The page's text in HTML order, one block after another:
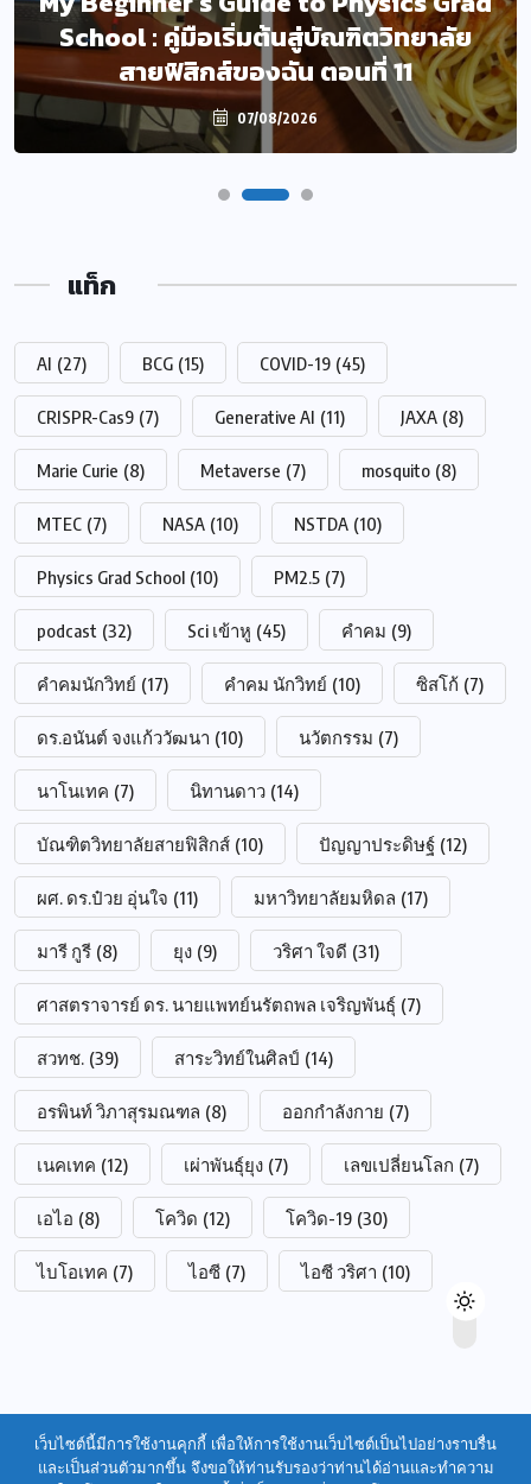
School : คู่มือเริ่มต้นสู่บัณฑิตวิทยาลัย
สายฟิสิกส์ของฉัน ตอนที่ 11
07/08/2026
แท็ก
AI (27) BCG (15) COVID-19 (45)
CRISPR-Cas9 (7) Generative AI (11) JAXA (8)
Marie Curie (8) Metaverse (7) mosquito (8)
MTEC (7) NASA (10) NSTDA (10)
Physics Grad School (10) PM2.5 (7)
podcast (32) Sci เข้าหู (45) คำคม (9)
คำคมนักวิทย์ (17) คำคม นักวิทย์ (10) ซิสโก้ (7)
ดร.อนันต์ จงแก้ววัฒนา (10) นวัตกรรม (7)
นาโนเทค (7) นิทานดาว (14)
บัณฑิตวิทยาลัยสายฟิสิกส์ (10) ปัญญาประดิษฐ์ (12)
ผศ. ดร.ป๋วย อุ่นใจ (11) มหาวิทยาลัยมหิดล (17)
มารี กูรี (8) ยุง (9) วริศา ใจดี (31)
ศาสตราจารย์ ดร. นายแพทย์นรัตถพล เจริญพันธุ์ (7)
สวทช. (39) สาระวิทย์ในศิลป์ (14)
อรพินท์ วิภาสุรมณฑล (8) ออกกำลังกาย (7)
เนคเทค (12) เผ่าพันธุ์ยุง (7) เลขเปลี่ยนโลก (7)
เอไอ (8) โควิด (12) โควิด-19 (30)
ไบโอเทค (7) ไอซี (7) ไอซี วริศา (10)
เว็บไซต์นี้มีการใช้งานคุกกี้ เพื่อให้การใช้งานเว็บไซต์เป็นไปอย่างราบรื่น
และเป็นส่วนตัวมากขึ้น จึงขอให้ท่านรับรองว่าท่านได้อ่านและทำความ